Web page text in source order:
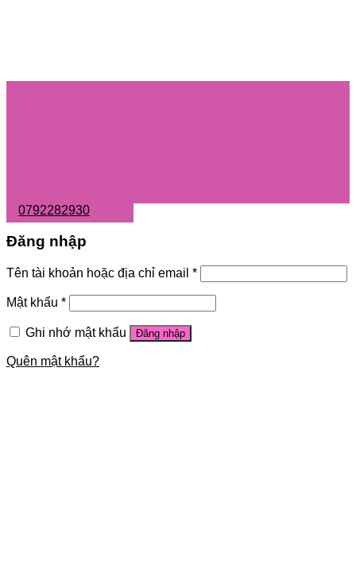
0792282930
Đăng nhập
Tên tài khoản hoặc địa chỉ email *
Mật khẩu *
Ghi nhớ mật khẩu Đăng nhập
Quên mật khẩu?